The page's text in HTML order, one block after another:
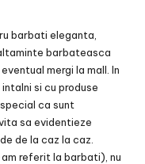
barbati eleganta,
barbateasca
mergi la mall. In
si cu produse
ca sunt
sa evidentieze
de la caz la caz.
referit la barbati), nu